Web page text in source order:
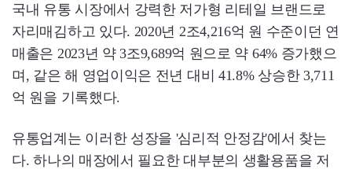
국내 유통 시장에서 강력한 저가형 리테일 브랜드로
자리매김하고 있다. 2020년 2조4,216억 원 수준이던 연
매출은 2023년 약 3조9,689억 원으로 약 64% 증가했으
며, 같은 해 영업이익은 전년 대비 41.8% 상승한 3,711
억 원을 기록했다.
유통업계는 이러한 성장을 '심리적 안정감'에서 찾는
다. 하나의 매장에서 필요한 대부분의 생활용품을 저